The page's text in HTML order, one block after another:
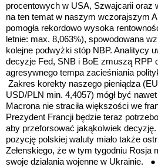
procentowych w USA, Szwajcarii oraz
na ten temat w naszym wczorajszym
pomogła rekordowo wysoka
letnie: max. 8,063%), spowodowana
kolejne podwyżki stóp NBP. Analitycy
decyzje Fed, SNB i BoE zmuszą RPP
agresywnego tempa zacieśniania
Zakres korekty naszego pieniądza
USD/PLN min. 4,4057) mógł być
Macrona nie straciła większości we
Prezydent Francji będzie teraz
aby przeforsować jakąkolwiek decyzję.
pozycję polskiej waluty miało także
Zełenskiego, że w tym tygodniu Rosja
swoje działania wojenne w Ukrainie. ●